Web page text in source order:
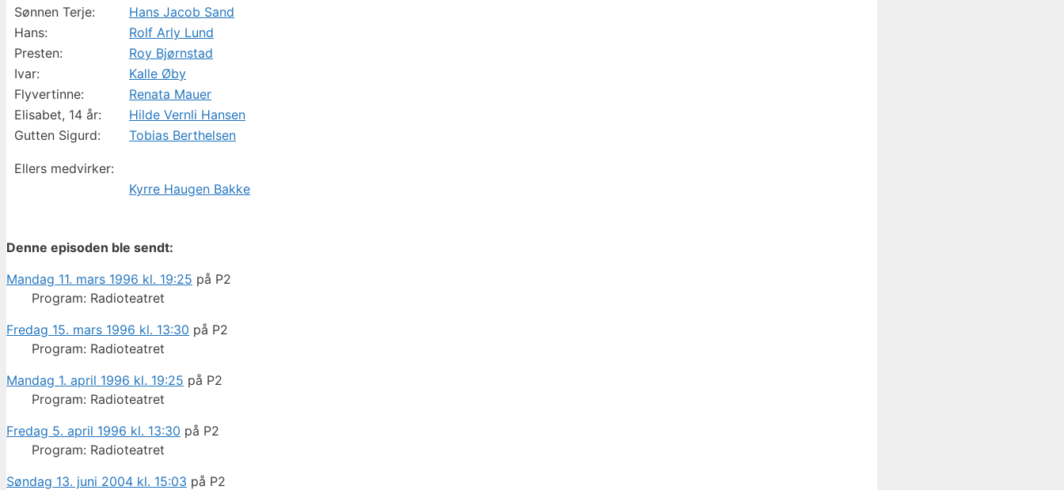
Sønnen Terje:
Hans Jacob Sand
Hans:
Rolf Arly Lund
Presten:
Roy Bjørnstad
Ivar:
Kalle Øby
Flyvertinne:
Renata Mauer
Elisabet, 14 år:
Hilde Vernli Hansen
Gutten Sigurd:
Tobias Berthelsen
Ellers medvirker:
Kyrre Haugen Bakke
Denne episoden ble sendt:
Mandag 11. mars 1996 kl. 19:25 på P2
Program: Radioteatret
Fredag 15. mars 1996 kl. 13:30 på P2
Program: Radioteatret
Mandag 1. april 1996 kl. 19:25 på P2
Program: Radioteatret
Fredag 5. april 1996 kl. 13:30 på P2
Program: Radioteatret
Søndag 13. juni 2004 kl. 15:03 på P2